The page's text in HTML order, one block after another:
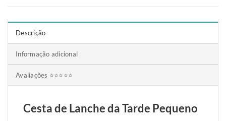
Descrição
Informação adicional
Avaliações ⭐⭐⭐⭐⭐
Cesta de Lanche da Tarde Pequeno